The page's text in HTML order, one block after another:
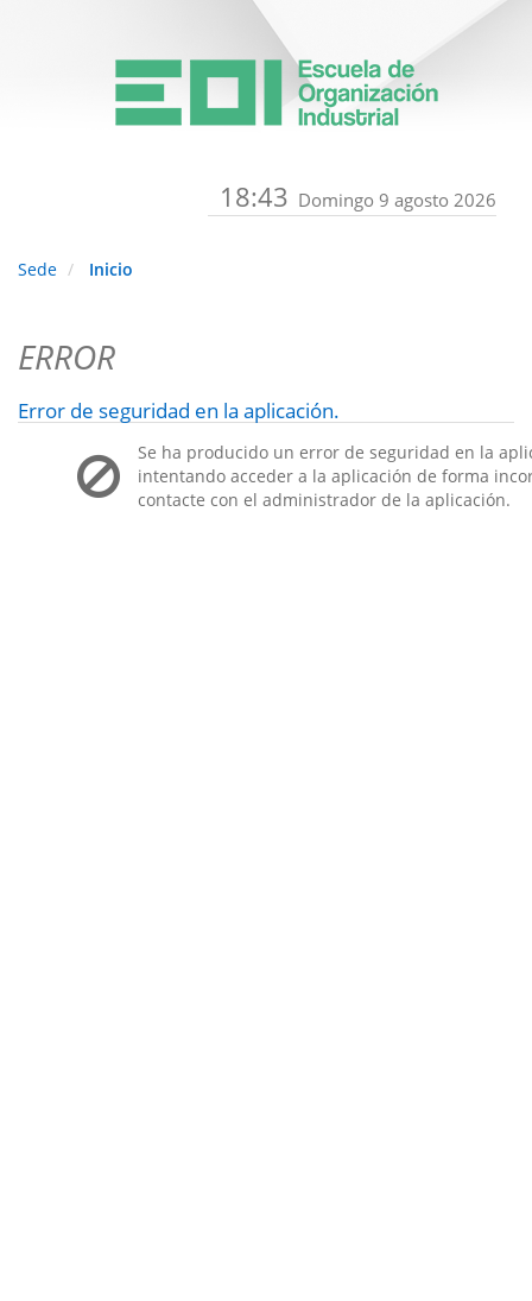
18:43 Domingo 9 agosto 2026
Sede Inicio
ERROR
Error de seguridad en la aplicación.
Se ha producido un error de seguridad en la
intentando acceder a la aplicación de forma
contacte con el administrador de la aplicación.